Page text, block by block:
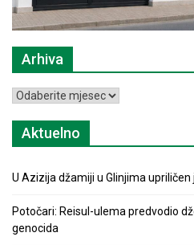
Arhiva
Arhiva
Aktuelno
U Azizija džamiji u Glinjima
Potočari: Reisul-ulema predvodio
genocida